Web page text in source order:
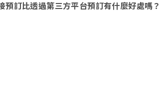
預訂比透過第三方平台預訂有什麼好處嗎？